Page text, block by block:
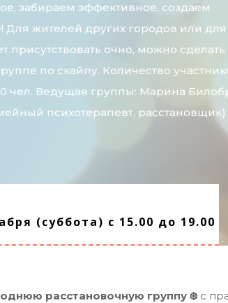
забираем эффективное, создаем
Для жителей других городов или для
присутствовать очно, можно сделать
по скайпу. Количество
чел. Ведущая группы: Марина
психотерапевт, расстановщик).
(суббота) с 15.00 до 19.00
расстановочную группу ❄️ с